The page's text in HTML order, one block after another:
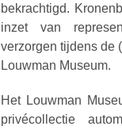
bekrachtigd.
inzet van
verzorgen tijdens de
Louwman Museum.
Het Louwman
privécollectie